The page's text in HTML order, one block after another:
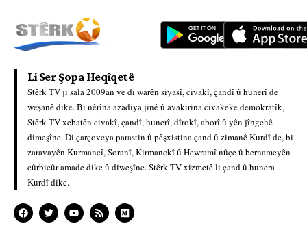
Li Ser Şopa Heqîqetê
Stêrk TV ji sala 2009an ve di warên siyasî, civakî, çandî û hunerî de
weşanê dike. Bi nêrîna azadiya jinê û avakirina civakeke demokratîk,
Stêrk TV xebatên civakî, çandî, hunerî, dîrokî, aborî û yên jîngehê
dimeşîne. Di çarçoveya parastin û pêşxistina çand û zimanê Kurdî de, bi
zaravayên Kurmancî, Soranî, Kirmanckî û Hewramî nûçe û bernameyên
cûrbicûr amade dike û diweşîne. Stêrk TV xizmetê li çand û hunera
Kurdî dike.